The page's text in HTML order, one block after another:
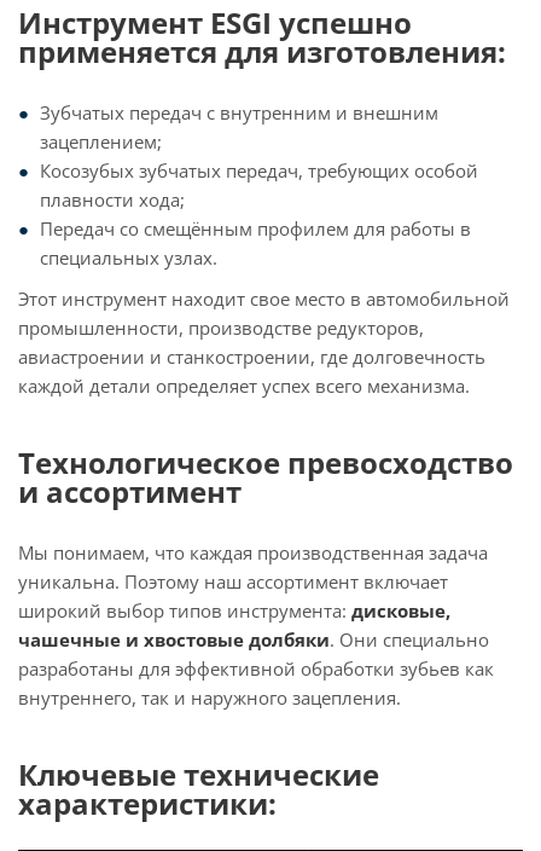
Инструмент ESGI успешно
применяется для изготовления:
Зубчатых передач с внутренним и внешним
зацеплением;
Косозубых зубчатых передач, требующих особой
плавности хода;
Передач со смещённым профилем для работы в
специальных узлах.
Этот инструмент находит свое место в автомобильной
промышленности, производстве редукторов,
авиастроении и станкостроении, где долговечность
каждой детали определяет успех всего механизма.
Технологическое превосходство
и ассортимент
Мы понимаем, что каждая производственная задача
уникальна. Поэтому наш ассортимент включает
широкий выбор типов инструмента: дисковые,
чашечные и хвостовые долбяки. Они специально
разработаны для эффективной обработки зубьев как
внутреннего, так и наружного зацепления.
Ключевые технические
характеристики: